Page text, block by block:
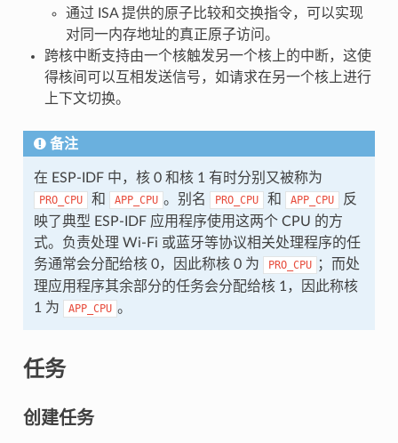
通过 ISA 提供的原子比较和交换指令，可以实现
对同一内存地址的真正原子访问。
跨核中断支持由一个核触发另一个核上的中断，这使
得核间可以互相发送信号，如请求在另一个核上进行
上下文切换。
备注
在 ESP-IDF 中，核 0 和核 1 有时分别又被称为
PRO_CPU 和 APP_CPU 。别名 PRO_CPU 和 APP_CPU
反
映了典型 ESP-IDF 应用程序使用这两个 CPU 的方
式。负责处理 Wi-Fi 或蓝牙等协议相关处理程序的任
务通常会分配给核 0，因此称核 0 为
PRO_CPU
；而处
理应用程序其余部分的任务会分配给核 1，因此称核
1 为
APP_CPU 。
任务
创建任务